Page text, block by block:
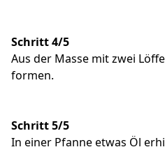
Schritt 4/5
Aus der Masse mit zwei
formen.
Schritt 5/5
In einer Pfanne etwas Öl